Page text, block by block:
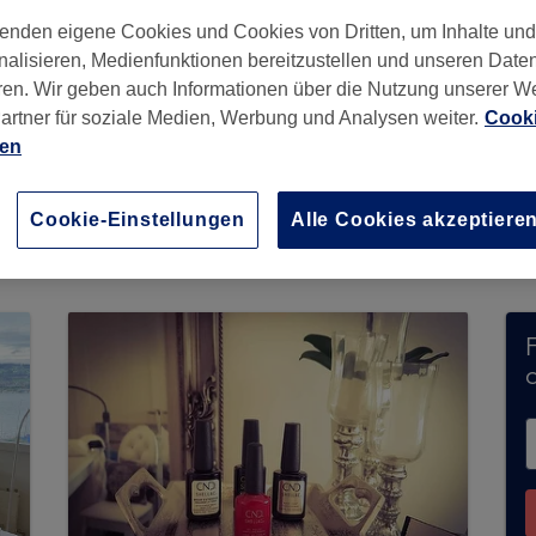
Buchungen über Treatwell entgegen.
Nähe zu finden. Dort warten viele
eigene Cookies und Cookies von Dritten, um Inhalte
Medienfunktionen bereitzustellen und unseren
Wir geben auch Informationen über die Nutzung unserer
für soziale Medien, Werbung und Analysen weiter.
Alle Cookies akzeptieren
Cookie-Einstellungen